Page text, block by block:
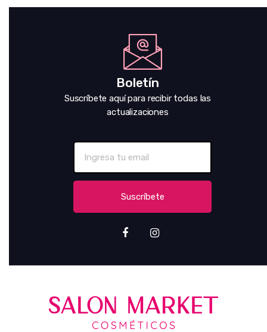
Boletín
Suscríbete aquí para recibir todas las
actualizaciones
Suscríbete